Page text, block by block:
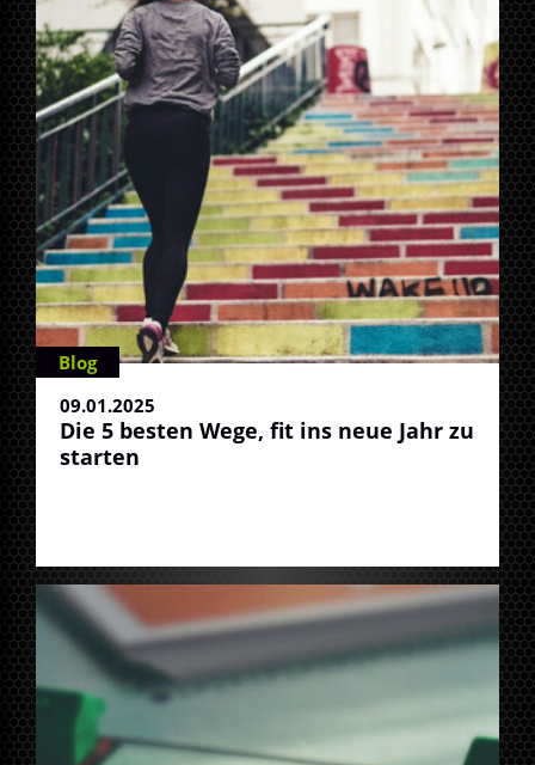
Blog
09.01.2025
Die 5 besten Wege, fit ins neue Jahr zu
starten